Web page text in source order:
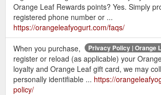
Orange Leaf Rewards points? Yes. Simply
registered phone number or ...
https://orangeleafyogurt.com/faqs/
Privacy Policy | Orange
When you purchase,
register or reload (as applicable) your
loyalty and Orange Leaf gift card, we may
personally identifiable ... https://
policy/